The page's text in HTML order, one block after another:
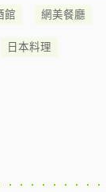
館 網美餐廳
日本料理